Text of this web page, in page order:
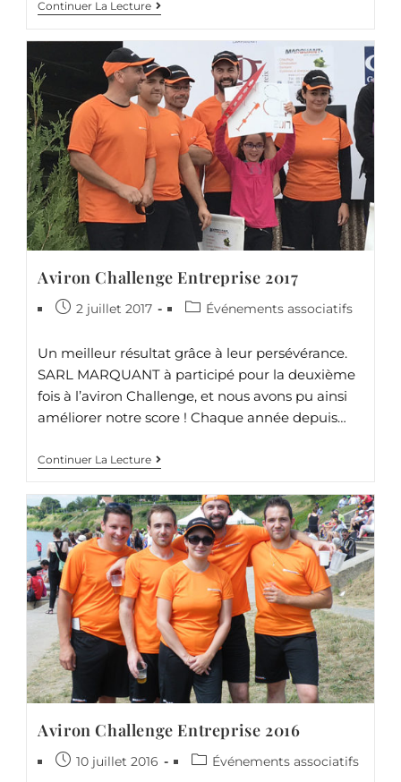
Continuer La Lecture
Aviron Challenge Entreprise 2017
2 juillet 2017 Événements associatifs
Un meilleur résultat grâce à leur persévérance.
SARL MARQUANT à participé pour la deuxième
fois à l’aviron Challenge, et nous avons pu ainsi
améliorer notre score ! Chaque année depuis…
Continuer La Lecture
Aviron Challenge Entreprise 2016
10 juillet 2016 Événements associatifs